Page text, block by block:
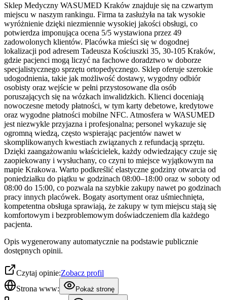
Sklep Medyczny WASUMED Kraków znajduje się na czwartym
miejscu w naszym rankingu. Firma ta zasłużyła na tak wysokie
wyróżnienie dzięki niezmiennie wysokiej jakości obsługi, co
potwierdza imponująca ocena 5/5 wystawiona przez 49
zadowolonych klientów. Placówka mieści się w dogodnej
lokalizacji pod adresem Tadeusza Kościuszki 35, 30-105 Kraków,
gdzie pacjenci mogą liczyć na fachowe doradztwo w doborze
specjalistycznego sprzętu ortopedycznego. Sklep oferuje szerokie
udogodnienia, takie jak możliwość dostawy, wygodny odbiór
osobisty oraz wejście w pełni przystosowane dla osób
poruszających się na wózkach inwalidzkich. Klienci doceniają
nowoczesne metody płatności, w tym karty debetowe, kredytowe
oraz wygodne płatności mobilne NFC. Atmosfera w WASUMED
jest niezwykle przyjazna i profesjonalna; personel wykazuje się
ogromną wiedzą, często wspierając pacjentów nawet w
skomplikowanych kwestiach związanych z refundacją sprzętu.
Dzięki zaangażowaniu właścicielek, każdy odwiedzający czuje się
zaopiekowany i wysłuchany, co czyni to miejsce wyjątkowym na
mapie Krakowa. Warto podkreślić elastyczne godziny otwarcia od
poniedziałku do piątku w godzinach 08:00–18:00 oraz w soboty od
08:00 do 15:00, co pozwala na szybkie zakupy nawet po godzinach
pracy innych placówek. Bogaty asortyment oraz uśmiechnięta,
kompetentna obsługa sprawiają, że zakupy w tym miejscu stają się
komfortowym i bezproblemowym doświadczeniem dla każdego
pacjenta.
Opis wygenerowany automatycznie na podstawie publicznie
dostępnych opinii.
Czytaj opinie:Zobacz profil
Strona www:
Pokaż stronę